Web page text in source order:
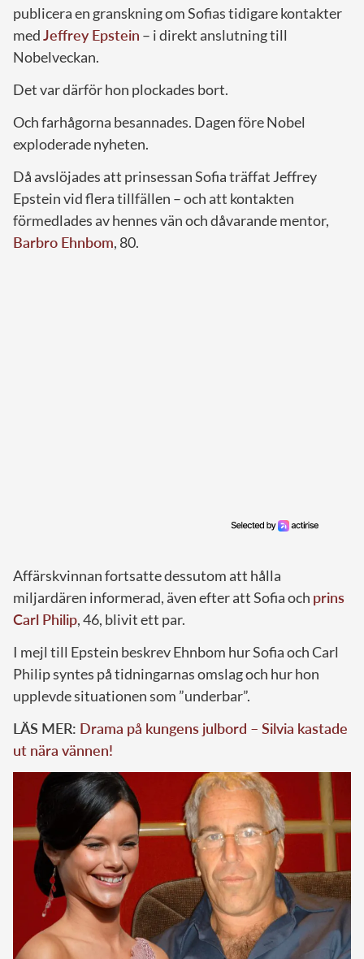
publicera en granskning om Sofias tidigare kontakter
medJeffrey Epstein – i direkt anslutning till
Nobelveckan.
Det var därför hon plockades bort.
Och farhågorna besannades. Dagen före Nobel
exploderade nyheten.
Då avslöjades att prinsessan Sofia träffat Jeffrey
Epstein vid flera tillfällen – och att kontakten
förmedlades av hennes vän och dåvarande mentor,
Barbro Ehnbom, 80.
Affärskvinnan fortsatte dessutom att hålla
miljardären informerad, även efter att Sofia och prins
Carl Philip, 46, blivit ett par.
I mejl till Epstein beskrev Ehnbom hur Sofia och Carl
Philip syntes på tidningarnas omslag och hur hon
upplevde situationen som ”underbar”.
LÄS MER: Drama på kungens julbord – Silvia kastade
ut nära vännen!